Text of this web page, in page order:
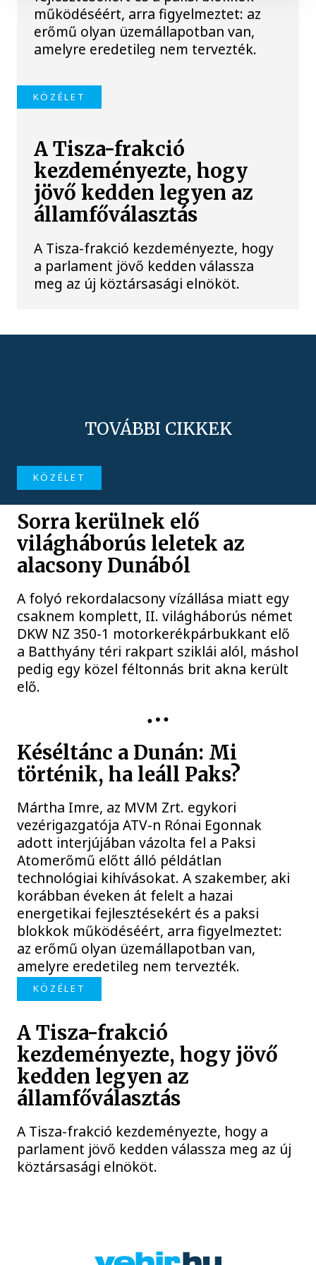
működéséért, arra figyelmeztet: az
erőmű olyan üzemállapotban van,
amelyre eredetileg nem tervezték.
KÖZÉLET
A Tisza-frakció
kezdeményezte, hogy
jövő kedden legyen az
államfőválasztás
A Tisza-frakció kezdeményezte, hogy
a parlament jövő kedden válassza
meg az új köztársasági elnököt.
TOVÁBBI CIKKEK
KÖZÉLET
Sorra kerülnek elő
világháborús leletek az
alacsony Dunából
A folyó rekordalacsony vízállása miatt egy
csaknem komplett, II. világháborús német
DKW NZ 350-1 motorkerékpárbukkant elő
a Batthyány téri rakpart sziklái alól, máshol
pedig egy közel féltonnás brit akna került
elő.
Késéltánc a Dunán: Mi
történik, ha leáll Paks?
Mártha Imre, az MVM Zrt. egykori
vezérigazgatója ATV-n Rónai Egonnak
adott interjújában vázolta fel a Paksi
Atomerőmű előtt álló példátlan
technológiai kihívásokat. A szakember, aki
korábban éveken át felelt a hazai
energetikai fejlesztésekért és a paksi
blokkok működéséért, arra figyelmeztet:
az erőmű olyan üzemállapotban van,
amelyre eredetileg nem tervezték.
KÖZÉLET
A Tisza-frakció
kezdeményezte, hogy jövő
kedden legyen az
államfőválasztás
A Tisza-frakció kezdeményezte, hogy a
parlament jövő kedden válassza meg az új
köztársasági elnököt.